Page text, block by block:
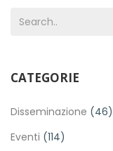
CATEGORIE
Disseminazione (46)
Eventi (114)